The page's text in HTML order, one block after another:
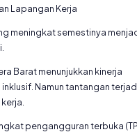
Lapangan Kerja
meningkat semestinya
Barat menunjukkan kinerja
Namun tantangan
pengangguran terbuka